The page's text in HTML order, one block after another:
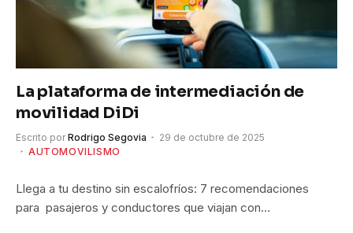
La plataforma de intermediación de
movilidad DiDi
Escrito por Rodrigo Segovia
29 de octubre de 2025
AUTOMOVILISMO
Llega a tu destino sin escalofríos: 7 recomendaciones
para pasajeros y conductores que viajan con…